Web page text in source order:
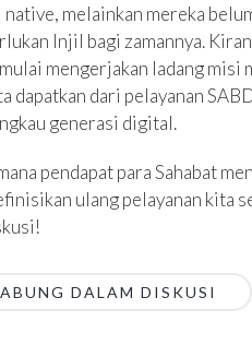
melainkan mereka
Injil bagi zamannya.
mengerjakan ladang
dapatkan dari pelayanan
generasi digital.
pendapat para Sahabat
ulang pelayanan kita
DALAM DISKUSI